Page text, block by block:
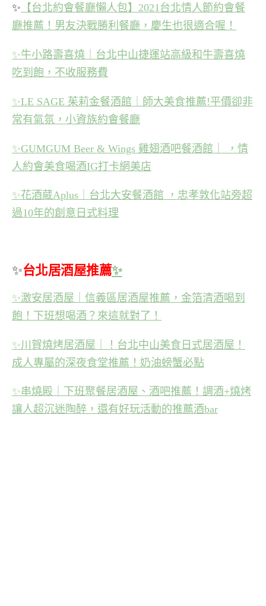
✨ 【台北約會餐廳懶人包】2021台北情人節約會餐
廳推薦！男友決戰勝利餐廳，慶生也很適合喔！
✨牛小路壽喜燒｜台北中山捷運站高級和牛壽喜燒
吃到飽，不收服務費
✨LE SAGE 茱莉金餐酒館｜師大美食推薦!平價卻非
常有氣氛，小資族約會餐廳
✨GUMGUM Beer & Wings 雞翅酒吧餐酒館｜ ，情
人約會美食喝酒IG打卡網美店
✨花酒蔵Aplus｜台北大安餐酒館 ，忠孝敦化站旁超
過10年的創意日式料理
✨台北居酒屋推薦✨
✨激安居酒屋｜信義區居酒屋推薦，金箔清酒喝到
飽！下班想喝酒？來這就對了！
✨川賀燒烤居酒屋｜！台北中山美食日式居酒屋！
成人專屬的深夜食堂推薦！奶油螃蟹必點
✨串燒殿｜下班聚餐居酒屋、酒吧推薦！調酒+燒烤
讓人超沉迷陶醉，還有好玩活動的推薦酒bar